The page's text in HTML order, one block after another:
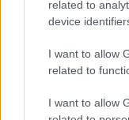
related to
device
I want to allow
related to
I want to allow